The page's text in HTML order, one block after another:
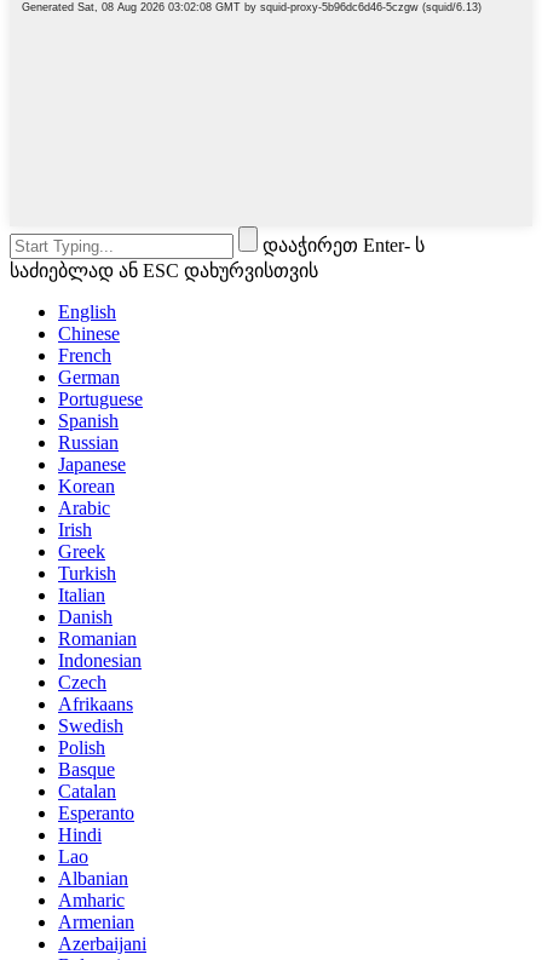
დააჭირეთ Enter- ს
საძიებლად ან ESC დახურვისთვის
English
Chinese
French
German
Portuguese
Spanish
Russian
Japanese
Korean
Arabic
Irish
Greek
Turkish
Italian
Danish
Romanian
Indonesian
Czech
Afrikaans
Swedish
Polish
Basque
Catalan
Esperanto
Hindi
Lao
Albanian
Amharic
Armenian
Azerbaijani